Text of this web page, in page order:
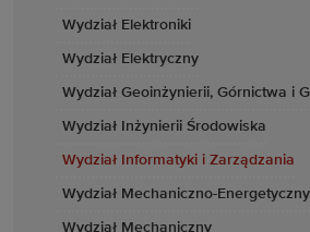
Wydział Elektroniki
Wydział Elektryczny
Wydział Geoinżynierii, Górnictwa i
Wydział Inżynierii Środowiska
Wydział Informatyki i Zarządzania
Wydział Mechaniczno-Energetyczny
Wydział Mechaniczny